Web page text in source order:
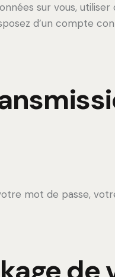
sur vous,
d’un compte
mot de passe,